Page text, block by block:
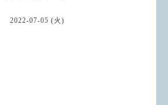
2022-07-05 (火)